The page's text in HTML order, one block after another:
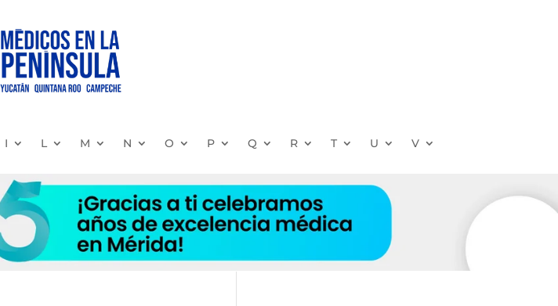
I L M N O P Q R T U V